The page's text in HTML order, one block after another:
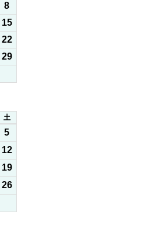
8
15
22
29
土
5
12
19
26